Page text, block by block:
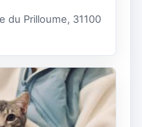
du Prilloume, 31100